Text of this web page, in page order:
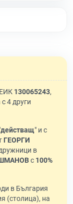
130065243,
4 други
действащ" и с
ГЕОРГИ
в
с 100%
в България
(столица), на